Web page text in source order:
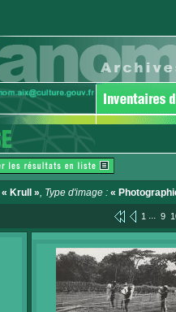
« Krull », Type d'image : «
1 ... 9